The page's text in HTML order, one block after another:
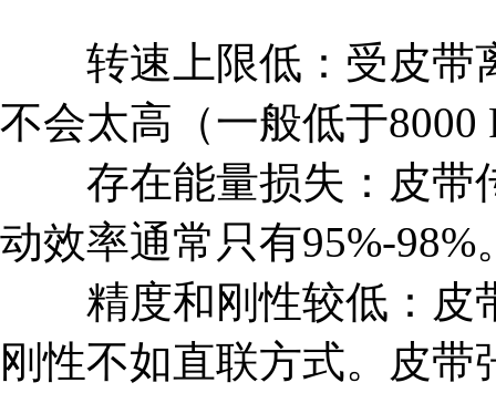
转速上限低：受皮带
不会太高（一般低于8000
存在能量损失：皮带
动效率通常只有95%-98%
精度和刚性较低：皮
刚性不如直联方式。皮